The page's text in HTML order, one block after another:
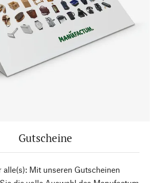
Gutscheine
alle(s): Mit unseren Gutscheinen